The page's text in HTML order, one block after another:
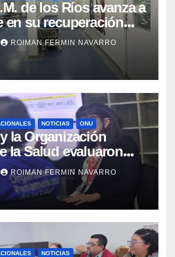
de los Ríos avanza a
en su recuperación
eventos
ROIMAN FERMIN NAVARRO
NOTICIAS ONU
la Organización
la Salud evaluaron
integral en
saneamiento e
contingencia sísmica
ROIMAN FERMIN NAVARRO
NOTICIAS